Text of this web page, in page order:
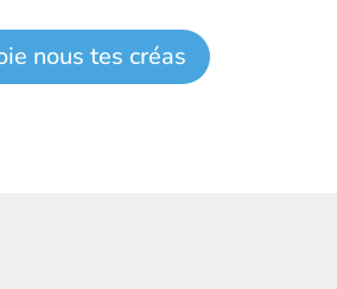
nous tes créas